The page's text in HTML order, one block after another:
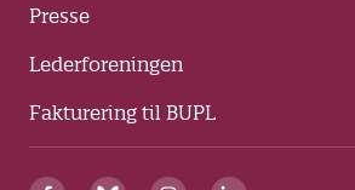
Presse
Lederforeningen
Fakturering til BUPL